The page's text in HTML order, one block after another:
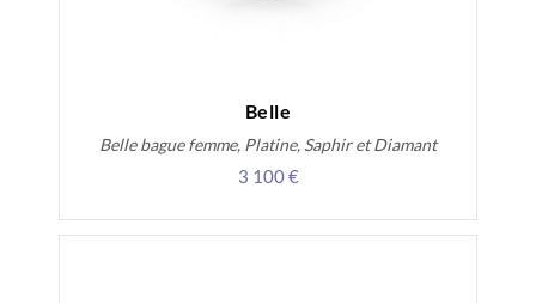
Belle
Belle bague femme, Platine, Saphir et Diamant
3 100 €